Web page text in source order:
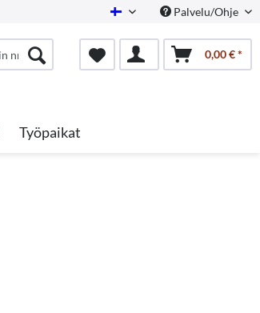
Finnish Palvelu/Ohje
0,00 € *
Työpaikat